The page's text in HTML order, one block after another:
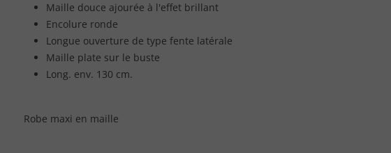
Maille douce ajourée à l'effet brillant
Encolure ronde
Longue ouverture de type fente latérale
Maille plate sur le buste
Long. env. 130 cm.
Robe maxi en maille